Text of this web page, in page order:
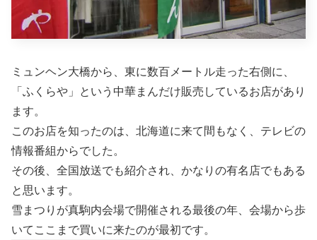
ミュンヘン大橋から、東に数百メートル走った右側に、
「ふくらや」という中華まんだけ販売しているお店があり
ます。
このお店を知ったのは、北海道に来て間もなく、テレビの
情報番組からでした。
その後、全国放送でも紹介され、かなりの有名店でもある
と思います。
雪まつりが真駒内会場で開催される最後の年、会場から歩
いてここまで買いに来たのが最初です。